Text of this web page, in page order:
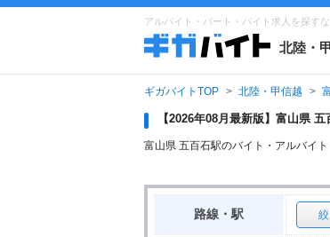
アルバイト・パート・バイト求人を探すな
北陸・
ギガバイトTOP 北陸・甲信越
【2026年08月最新版】富山県
富山県 五百石駅のバイト・アルバイ
路線・駅